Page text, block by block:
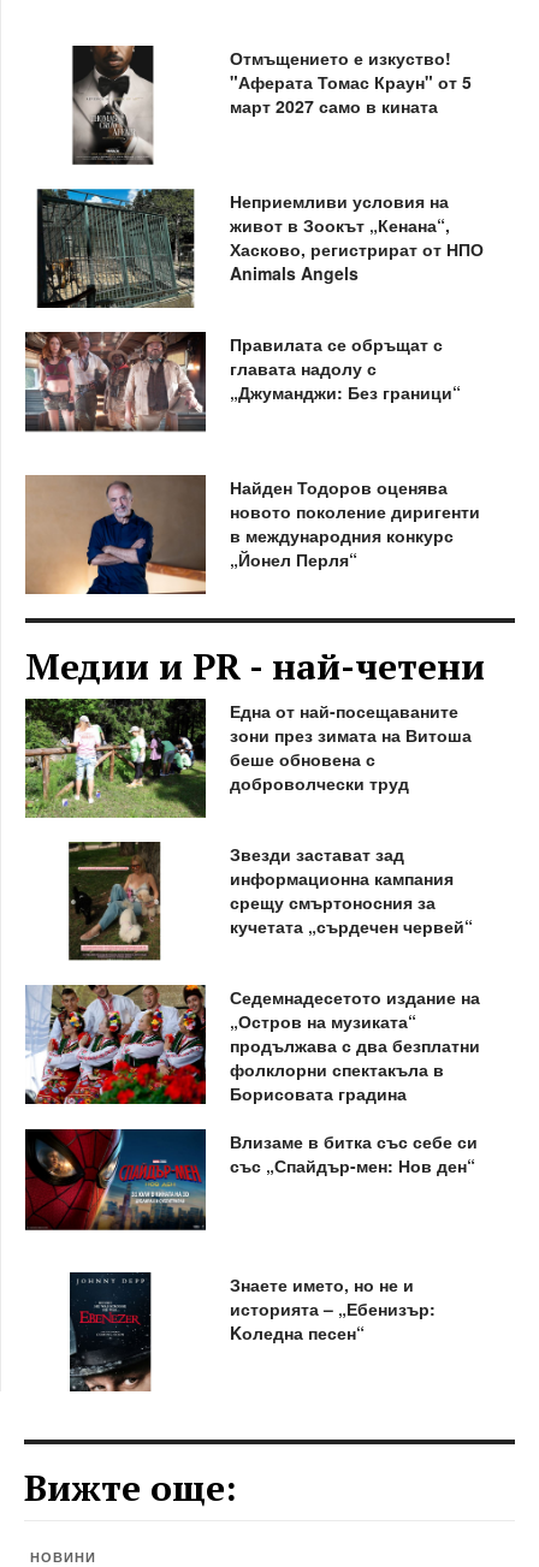
Отмъщението е изкуство!
"Аферата Томас Краун" от 5
март 2027 само в кината
Неприемливи условия на
живот в Зоокът „Кенана“,
Хасково, регистрират от НПО
Animals Angels
Правилата се обръщат с
главата надолу с
„Джуманджи: Без граници“
Найден Тодоров оценява
новото поколение диригенти
в международния конкурс
„Йонел Перля“
Медии и PR - най-четени
Една от най-посещаваните
зони през зимата на Витоша
беше обновена с
доброволчески труд
Звезди застават зад
информационна кампания
срещу смъртоносния за
кучетата „сърдечен червей“
Седемнадесетото издание на
„Остров на музиката“
продължава с два безплатни
фолклорни спектакъла в
Борисовата градина
Влизаме в битка със себе си
със „Спайдър-мен: Нов ден“
Знаете името, но не и
историята – „Ебенизър:
Kоледна песен“
Вижте още:
НОВИНИ